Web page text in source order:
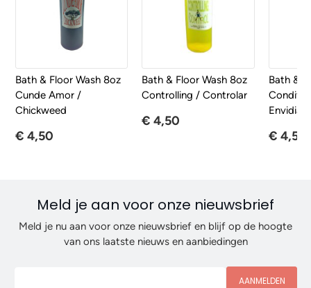
Bath & Floor Wash 8oz
Cunde Amor /
Chickweed
€ 4,50
Bath & Floor Wash 8oz
Controlling / Controlar
€ 4,50
Bath &
Envidia
€ 4,50
Meld je aan voor onze nieuwsbrief
Meld je nu aan voor onze nieuwsbrief en blijf op de hoogte
van ons laatste nieuws en aanbiedingen
AANMELDEN